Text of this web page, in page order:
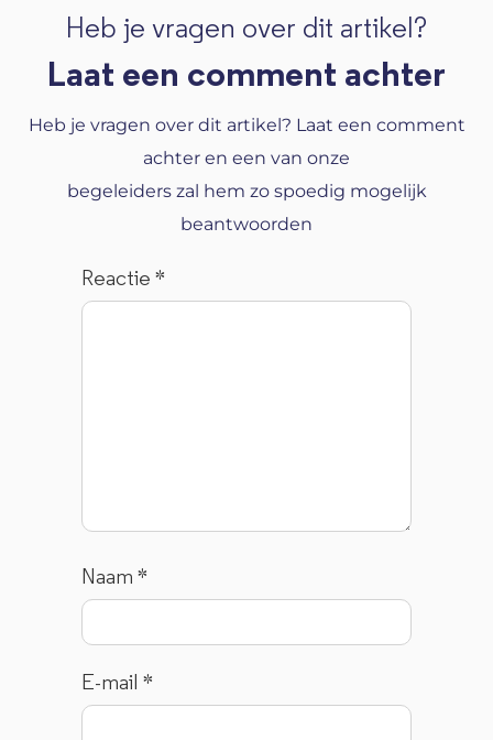
Heb je vragen over dit artikel?
Laat een comment achter
Heb je vragen over dit artikel? Laat een comment
achter en een van onze
begeleiders zal hem zo spoedig mogelijk
beantwoorden
Reactie*
Naam*
E-mail*